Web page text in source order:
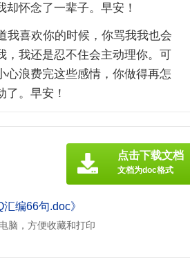
却怀念了一辈子。早安！
我喜欢你的时候，你骂我我也会
，我还是忍不住会主动理你。可
心浪费完这些感情，你做得再怎
了。早安！
编66句.doc》
脑，方便收藏和打印
点击下载文档
文档为doc格式